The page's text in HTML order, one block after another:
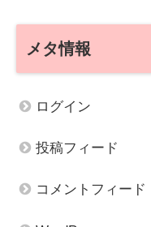
メタ情報
ログイン
投稿フィード
コメントフィード